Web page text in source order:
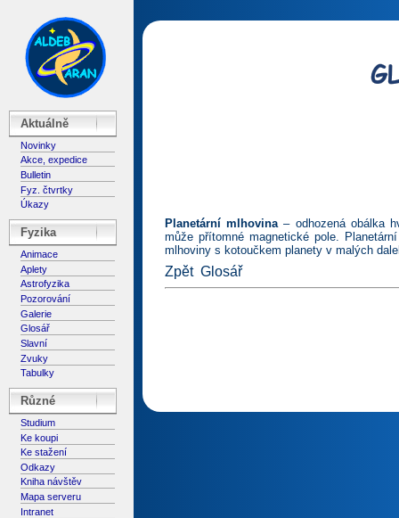
Aktuálně
Novinky
Akce, expedice
Bulletin
Fyz. čtvrtky
Úkazy
Fyzika
Animace
Aplety
Astrofyzika
Pozorování
Galerie
Glosář
Slavní
Zvuky
Tabulky
Různé
Studium
Ke koupi
Ke stažení
Odkazy
Kniha návštěv
Mapa serveru
Intranet
Planetární mlhovina – odhozená obálka
může přítomné magnetické pole.
mlhoviny s kotoučkem planety v malých
Zpět Glosář